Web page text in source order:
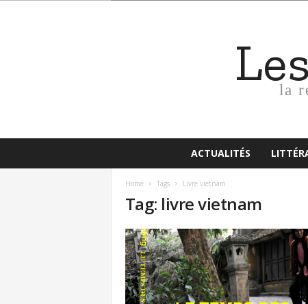
la
ACTUALITÉS
Home Tags Livre vietnam
Tag: livre vietnam